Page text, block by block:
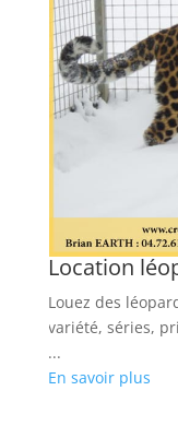
Location
Louez des
variété, séries,
...
En savoir plus